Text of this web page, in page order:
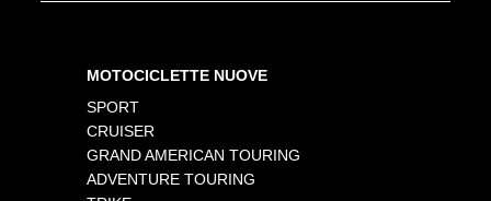
MOTOCICLETTE NUOVE
SPORT
CRUISER
GRAND AMERICAN TOURING
ADVENTURE TOURING